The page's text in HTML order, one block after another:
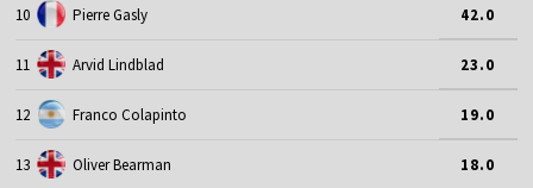
10 Pierre Gasly 42.0
11 Arvid Lindblad 23.0
12 Franco Colapinto 19.0
13 Oliver Bearman 18.0